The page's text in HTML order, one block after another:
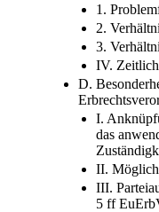
1.
2.
3.
IV.
D.
I.
das
II.
III.
5 ff